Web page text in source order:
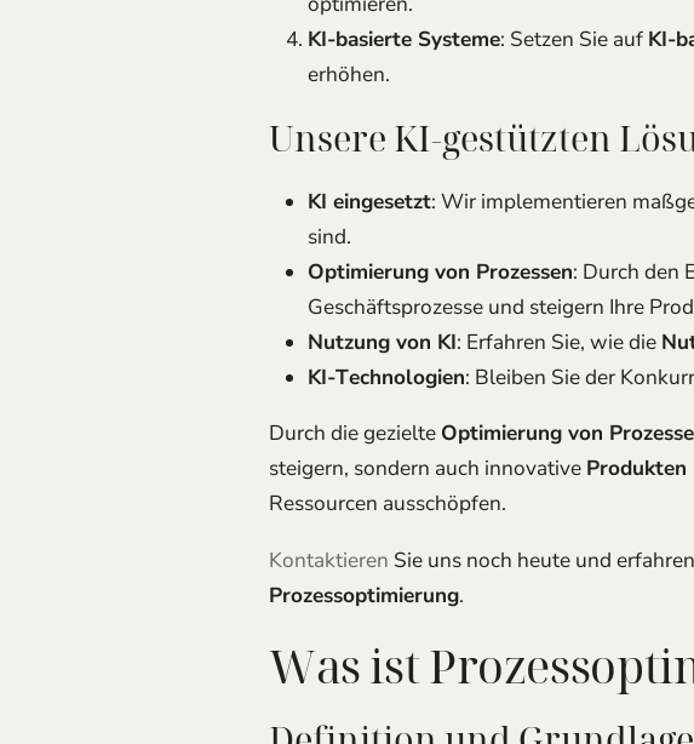
KI-basierte Systeme: Setzen Sie auf KI-
erhöhen.
Unsere KI-gestützten
KI eingesetzt: Wir implementieren
sind.
Optimierung von Prozessen: Durch den
Geschäftsprozesse und steigern Ihre
Nutzung von KI: Erfahren Sie, wie die
KI-Technologien: Bleiben Sie der
Durch die gezielte Optimierung von
steigern, sondern auch innovative Produkten
Ressourcen ausschöpfen.
Kontaktieren Sie uns noch heute und
Prozessoptimierung.
Was ist